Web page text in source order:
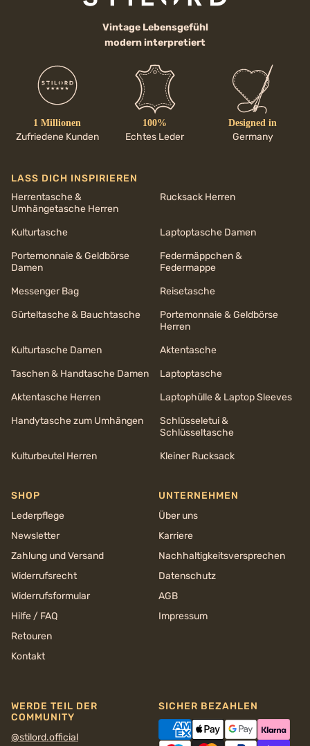
Vintage Lebensgefühl
modern interpretiert
1 Millionen
Zufriedene Kunden
100%
Echtes Leder
Designed in
Germany
LASS DICH INSPIRIEREN
Herrentasche &
Umhängetasche Herren
Rucksack Herren
Kulturtasche
Laptoptasche Damen
Portemonnaie & Geldbörse
Damen
Federmäppchen &
Federmappe
Messenger Bag
Reisetasche
Gürteltasche & Bauchtasche
Portemonnaie & Geldbörse
Herren
Kulturtasche Damen
Aktentasche
Taschen & Handtasche Damen
Laptoptasche
Aktentasche Herren
Laptophülle & Laptop Sleeves
Handytasche zum Umhängen
Schlüsseletui &
Schlüsseltasche
Kulturbeutel Herren
Kleiner Rucksack
SHOP
Lederpflege
Newsletter
Zahlung und Versand
Widerrufsrecht
Widerrufsformular
Hilfe / FAQ
Retouren
Kontakt
UNTERNEHMEN
Über uns
Karriere
Nachhaltigkeits­versprechen
Datenschutz
AGB
Impressum
WERDE TEIL DER
COMMUNITY
@stilord.official
SICHER BEZAHLEN